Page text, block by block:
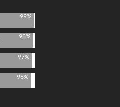
99%
98%
97%
96%